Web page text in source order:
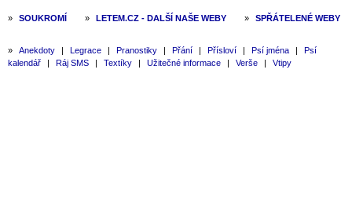
» SOUKROMÍ » LETEM.CZ - DALŠÍ NAŠE WEBY » SPŘÁTELENÉ WEBY
» Anekdoty | Legrace | Pranostiky | Přání | Přísloví | Psí jména |
Psí
kalendář
| Ráj SMS | Textíky | Užitečné informace | Verše | Vtipy